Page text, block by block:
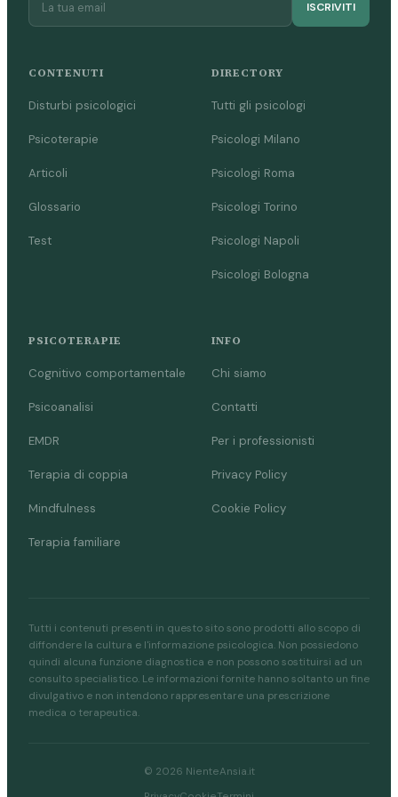
ISCRIVITI
CONTENUTI
Disturbi psicologici
Psicoterapie
Articoli
Glossario
Test
DIRECTORY
Tutti gli psicologi
Psicologi Milano
Psicologi Roma
Psicologi Torino
Psicologi Napoli
Psicologi Bologna
PSICOTERAPIE
Cognitivo comportamentale
Psicoanalisi
EMDR
Terapia di coppia
Mindfulness
Terapia familiare
INFO
Chi siamo
Contatti
Per i professionisti
Privacy Policy
Cookie Policy
Tutti i contenuti presenti in questo sito sono prodotti allo scopo di
diffondere la cultura e l'informazione psicologica. Non possiedono
quindi alcuna funzione diagnostica e non possono sostituirsi ad un
consulto specialistico. Le informazioni fornite hanno soltanto un fine
divulgativo e non intendono rappresentare una prescrizione
medica o terapeutica.
© 2026 NienteAnsia.it